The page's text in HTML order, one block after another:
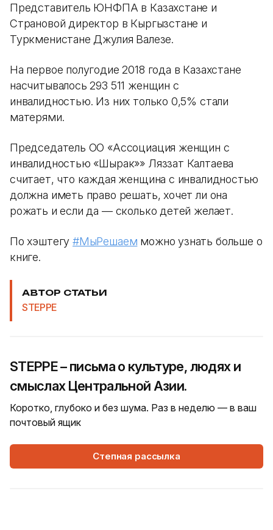
Представитель ЮНФПА в Казахстане и
Страновой директор в Кыргызстане и
Туркменистане Джулия Валезе.
На первое полугодие 2018 года в Казахстане
насчитывалось 293 511 женщин с
инвалидностью. Из них только 0,5% стали
матерями.
Председатель ОО «Ассоциация женщин с
инвалидностью «Шырак»» Ляззат Калтаева
считает, что каждая женщина с инвалидностью
должна иметь право решать, хочет ли она
рожать и если да — сколько детей желает.
По хэштегу#МыРешаем можно узнать больше о
книге.
АВТОР СТАТЬИ
STEPPE
STEPPE – письма о культуре, людях и
смыслах Центральной Азии.
Коротко, глубоко и без шума. Раз в неделю — в ваш
почтовый ящик
Степная рассылка